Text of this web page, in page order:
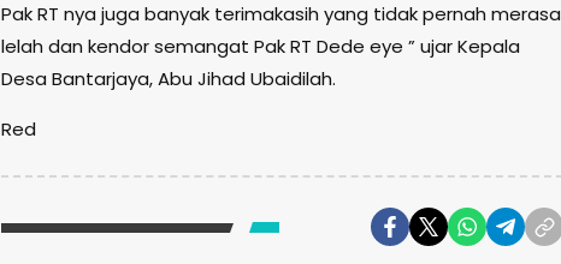
Pak RT nya juga banyak terimakasih yang tidak pernah merasa
lelah dan kendor semangat Pak RT Dede eye ” ujar Kepala
Desa Bantarjaya, Abu Jihad Ubaidilah.
Red